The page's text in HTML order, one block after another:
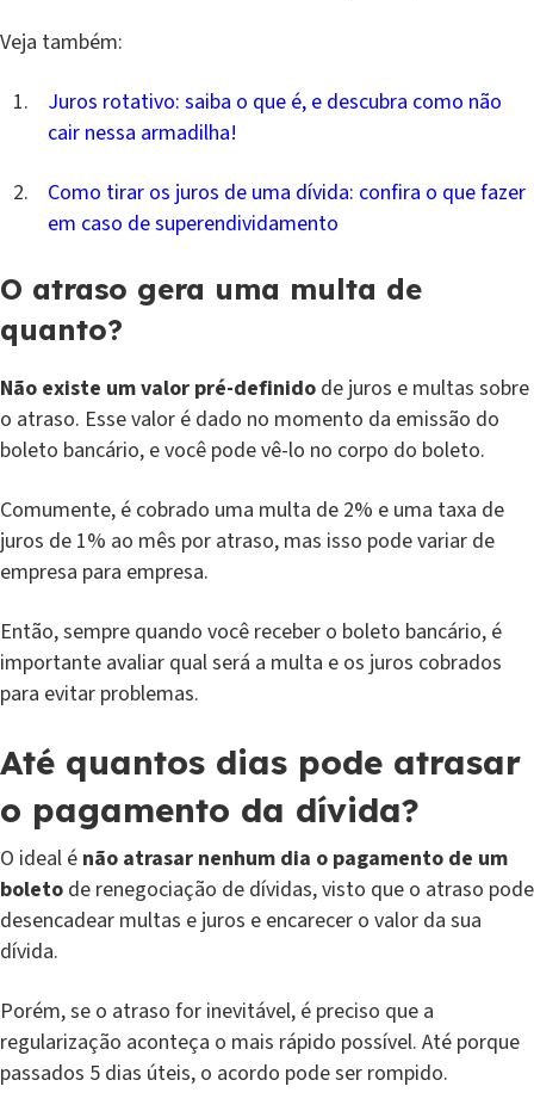
Veja também:
Juros rotativo: saiba o que é, e descubra como não
cair nessa armadilha!
Como tirar os juros de uma dívida: confira o que fazer
em caso de superendividamento
O atraso gera uma multa de
quanto?
Não existe um valor pré-definido de juros e multas sobre
o atraso. Esse valor é dado no momento da emissão do
boleto bancário, e você pode vê-lo no corpo do boleto.
Comumente, é cobrado uma multa de 2% e uma taxa de
juros de 1% ao mês por atraso, mas isso pode variar de
empresa para empresa.
Então, sempre quando você receber o boleto bancário, é
importante avaliar qual será a multa e os juros cobrados
para evitar problemas.
Até quantos dias pode atrasar
o pagamento da dívida?
O ideal é não atrasar nenhum dia o pagamento de um
boleto de renegociação de dívidas, visto que o atraso pode
desencadear multas e juros e encarecer o valor da sua
dívida.
Porém, se o atraso for inevitável, é preciso que a
regularização aconteça o mais rápido possível. Até porque
passados 5 dias úteis, o acordo pode ser rompido.